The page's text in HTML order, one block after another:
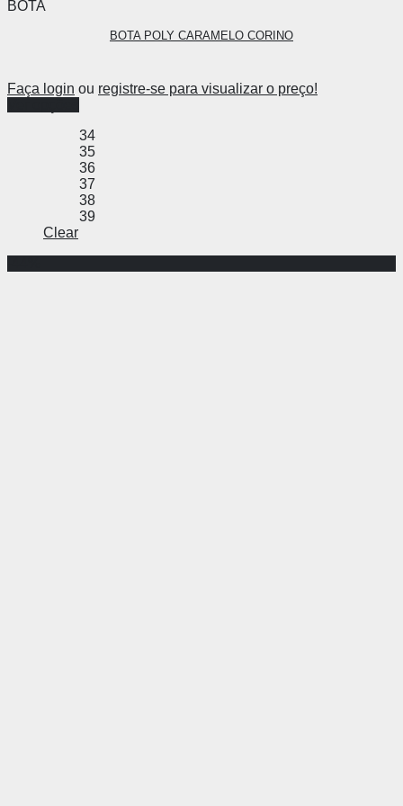
BOTA
BOTA POLY CARAMELO CORINO
Faça login ou registre-se para visualizar o preço!
34
35
36
37
38
39
Clear